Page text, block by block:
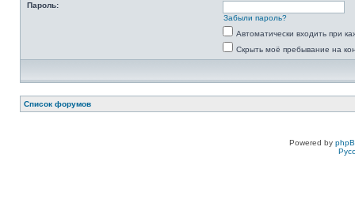
Пароль:
Забыли пароль?
Автоматически входить при
Скрыть моё пребывание на
Список форумов
Powered by